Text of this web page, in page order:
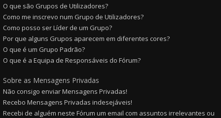
O que são Grupos de Utilizadores?
Como me inscrevo num Grupo de Utilizadores?
Como posso ser Líder de um Grupo?
Por que alguns Grupos aparecem em diferentes cores?
O que é um Grupo Padrão?
O que é a Equipa de Responsáveis do Fórum?
Sobre as Mensagens Privadas
Não consigo enviar Mensagens Privadas!
Recebo Mensagens Privadas indesejáveis!
Recebi de alguém neste Fórum um email com assuntos irrelevantes ou